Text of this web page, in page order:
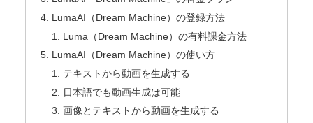
LumaAI（Dream Machine）の登録方法
Luma（Dream Machine）の有料課金方法
LumaAI（Dream Machine）の使い方
テキストから動画を生成する
日本語でも動画生成は可能
画像とテキストから動画を生成する